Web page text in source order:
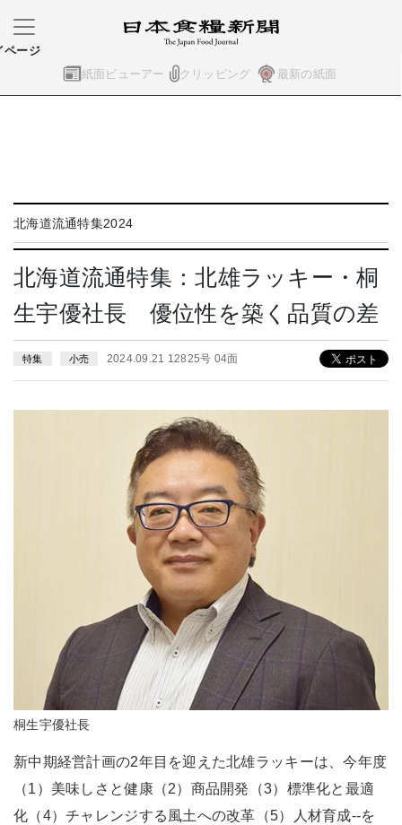
紙面ビューアー クリッピング 最新の紙面
ページ
北海道流通特集2024
北海道流通特集：北雄ラッキー・桐
生宇優社長 優位性を築く品質の差
特集 小売 2024.09.21 12825号 04面
桐生宇優社長
新中期経営計画の2年目を迎えた北雄ラッキーは、今年度
（1）美味しさと健康（2）商品開発（3）標準化と最適
化（4）チャレンジする風土への改革（5）人材育成--を